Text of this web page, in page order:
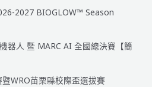
2027 BIOGLOW™ Season
器人 暨 MARC AI 全國總決賽【簡
WRO苗栗縣校際盃選拔賽